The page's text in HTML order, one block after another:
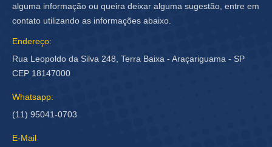
alguma informação ou queira deixar alguma sugestão, entre em
contato utilizando as informações abaixo.
Endereço:
Rua Leopoldo da Silva 248, Terra Baixa - Araçariguama - SP
CEP 18147000
Whatsapp:
(11) 95041-0703
E-Mail